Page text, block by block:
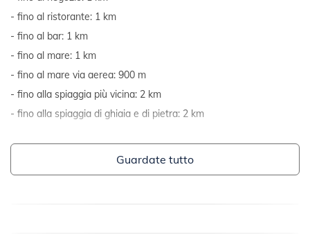
fino al ristorante: 1 km
fino al bar: 1 km
fino al mare: 1 km
fino al mare via aerea: 900 m
fino alla spiaggia più vicina: 2 km
fino alla spiaggia di ghiaia e di pietra: 2 km
Guardate tutto